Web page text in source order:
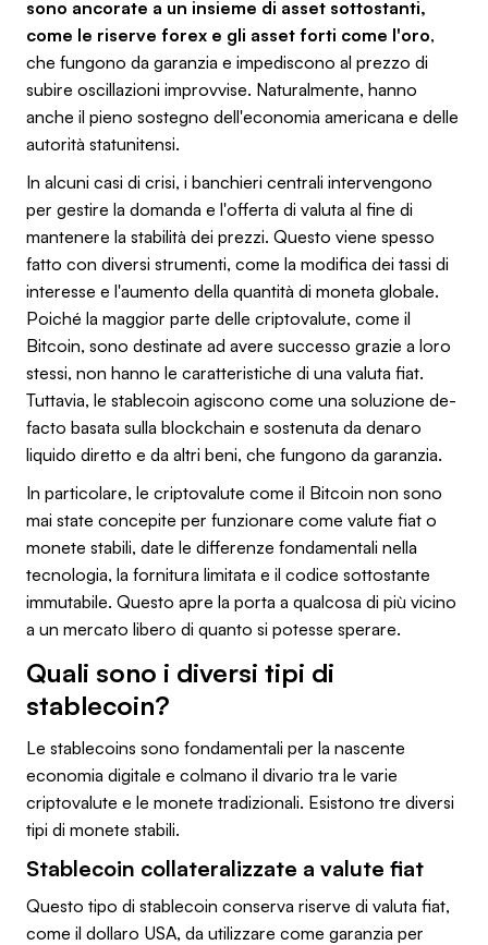
sono ancorate a un insieme di asset sottostanti,
come le riserve forex e gli asset forti come l'oro,
che fungono da garanzia e impediscono al prezzo di
subire oscillazioni improvvise. Naturalmente, hanno
anche il pieno sostegno dell'economia americana e delle
autorità statunitensi.
In alcuni casi di crisi, i banchieri centrali intervengono
per gestire la domanda e l'offerta di valuta al fine di
mantenere la stabilità dei prezzi. Questo viene spesso
fatto con diversi strumenti, come la modifica dei tassi di
interesse e l'aumento della quantità di moneta globale.
Poiché la maggior parte delle criptovalute, come il
Bitcoin, sono destinate ad avere successo grazie a loro
stessi, non hanno le caratteristiche di una valuta fiat.
Tuttavia, le stablecoin agiscono come una soluzione de-
facto basata sulla blockchain e sostenuta da denaro
liquido diretto e da altri beni, che fungono da garanzia.
In particolare, le criptovalute come il Bitcoin non sono
mai state concepite per funzionare come valute fiat o
monete stabili, date le differenze fondamentali nella
tecnologia, la fornitura limitata e il codice sottostante
immutabile. Questo apre la porta a qualcosa di più vicino
a un mercato libero di quanto si potesse sperare.
Quali sono i diversi tipi di
stablecoin?
Le stablecoins sono fondamentali per la nascente
economia digitale e colmano il divario tra le varie
criptovalute e le monete tradizionali. Esistono tre diversi
tipi di monete stabili.
Stablecoin collateralizzate a valute fiat
Questo tipo di stablecoin conserva riserve di valuta fiat,
come il dollaro USA, da utilizzare come garanzia per